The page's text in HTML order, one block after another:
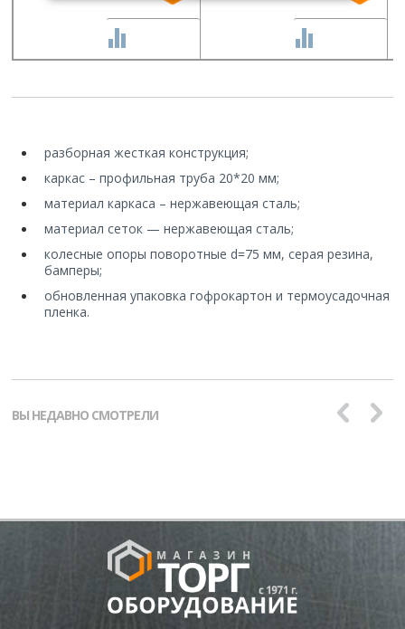
разборная жесткая конструкция;
каркас – профильная труба 20*20 мм;
материал каркаса – нержавеющая сталь;
материал сеток — нержавеющая сталь;
колесные опоры поворотные d=75 мм, серая резина,
бамперы;
обновленная упаковка гофрокартон и термоусадочная
пленка.
ВЫ НЕДАВНО СМОТРЕЛИ